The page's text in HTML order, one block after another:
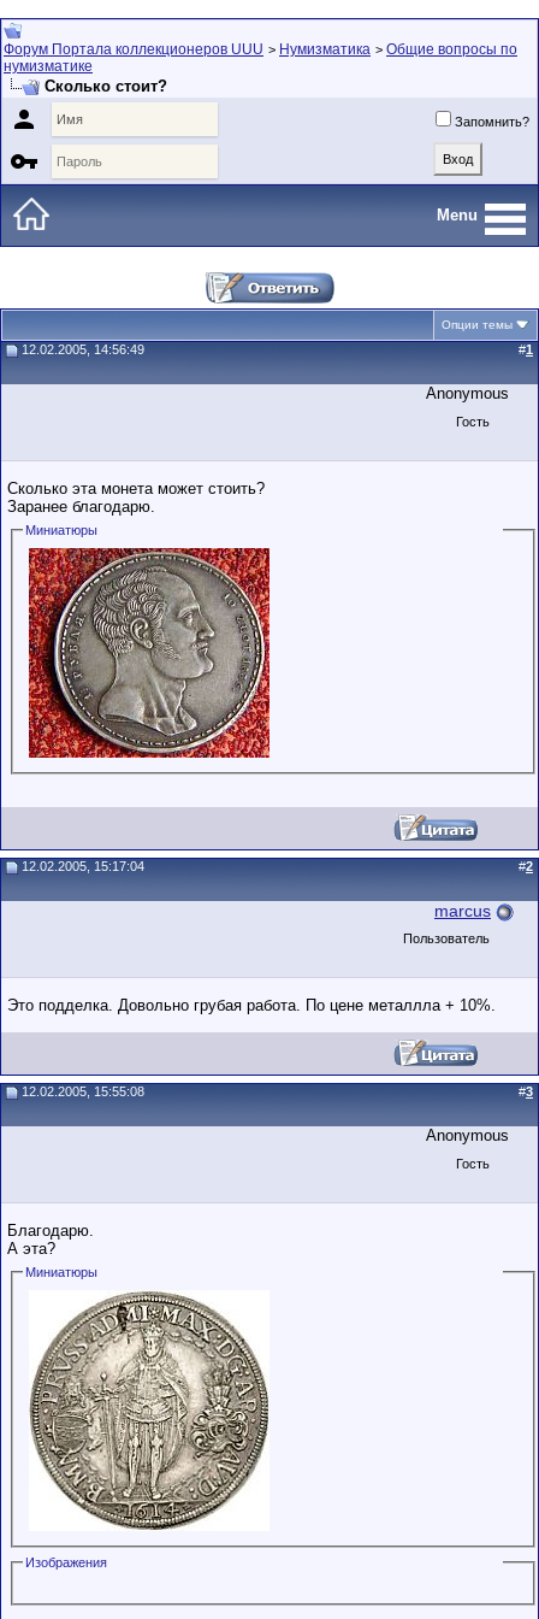
Форум Портала коллекционеров UUU > Нумизматика > Общие вопросы по
нумизматике
Сколько стоит?
 Запомнить?

Menu
Опции темы
12.02.2005, 14:56:49 #1
Anonymous
Гость
Сколько эта монета может стоить?
Заранее благодарю.
Миниатюры
12.02.2005, 15:17:04 #2
marcus
Пользователь
Это подделка. Довольно грубая работа. По цене металлла + 10%.
12.02.2005, 15:55:08 #3
Anonymous
Гость
Благодарю.
А эта?
Миниатюры
Изображения